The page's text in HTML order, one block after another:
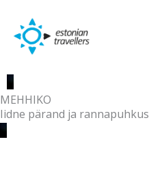
content
MEHHIKO
Iidne pärand ja rannapuhkus